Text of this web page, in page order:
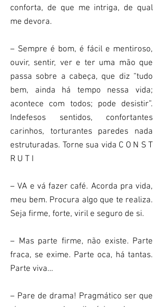
conforta, de que me intriga, de qual
me devora.
– Sempre é bom, é fácil e mentiroso,
ouvir, sentir, ver e ter uma mão que
passa sobre a cabeça, que diz “tudo
bem, ainda há tempo nessa vida;
acontece com todos; pode desistir”.
Indefesos sentidos, confortantes
carinhos, torturantes paredes nada
estruturadas. Torne sua vida C O N S T
R U T I
– VA e vá fazer café. Acorda pra vida,
meu bem. Procura algo que te realiza.
Seja firme, forte, viril e seguro de si.
– Mas parte firme, não existe. Parte
fraca, se exime. Parte oca, há tantas.
Parte viva…
– Pare de drama! Pragmático ser que